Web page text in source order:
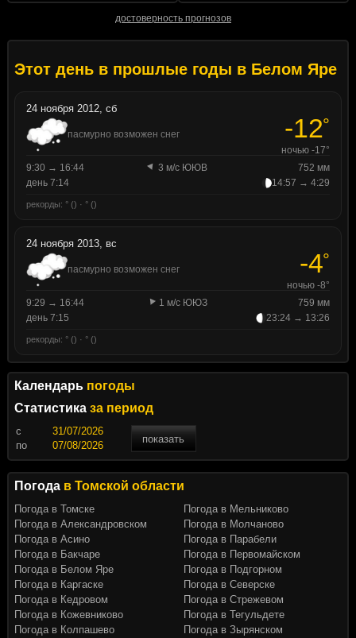
достоверность прогнозов
Этот день в прошлые годы в Белом Яре
24 ноября 2012, сб
пасмурно возможен снег -12°
ночью -17°
9:30 → 16:44
3 м/с ЮЮВ
752 мм
день 7:14
14:57 → 4:29
рекорды: ° () · ° ()
24 ноября 2013, вс
пасмурно возможен снег -4°
ночью -8°
9:29 → 16:44
1 м/с ЮЮЗ
759 мм
день 7:15
23:24 → 13:26
рекорды: ° () · ° ()
Календарь погоды
Статистика за период
c
показать
по
Погода в Томской области
Погода в Томске
Погода в Александровском
Погода в Асино
Погода в Бакчаре
Погода в Белом Яре
Погода в Каргаске
Погода в Кедровом
Погода в Кожевниково
Погода в Колпашево
Погода в Мельниково
Погода в Молчаново
Погода в Парабели
Погода в Первомайском
Погода в Подгорном
Погода в Северске
Погода в Стрежевом
Погода в Тегульдете
Погода в Зырянском